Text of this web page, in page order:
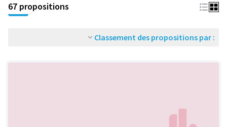
67 propositions
Classement des propositions par :